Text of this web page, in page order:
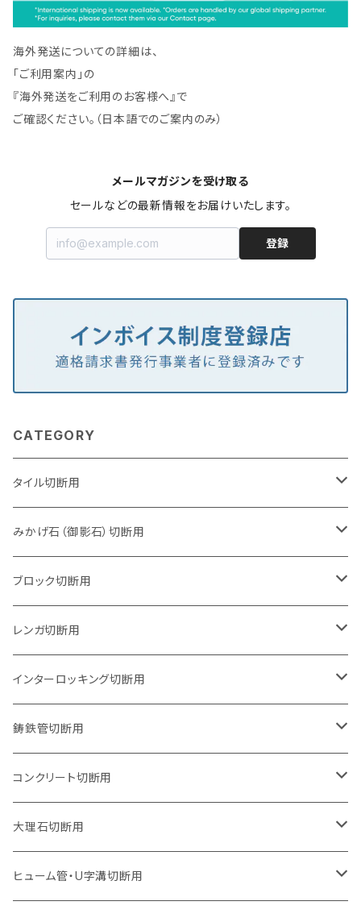
海外発送についての詳細は、
「ご利用案内」の
『海外発送をご利用のお客様へ』で
ご確認ください。（日本語でのご案内のみ）
メールマガジンを受け取る
セールなどの最新情報をお届けいたします。
登録
CATEGORY
タイル切断用
105mm（4インチ）
125mm（5インチ）
グラインダー取付用
石井超硬電動切断機 取付用
みかげ石（御影石）切断用
105mm（4インチ）
セグメントタイプ
セグメントタイプ（ビス穴付き
125mm（5インチ）
セグメントタイプ
セグメントタイプ（ビス穴付き
150mm（6インチ）
セグメントタイプ
180mm（7インチ）
セグメントタイプ
205mm（8インチ）
セグメントタイプ
230mm（9インチ）
セグメントタイプ
305mm（12インチ）
ブロック切断用
105mm（4インチ）
セグメントタイプ
ウェーブタイプ
125mm（5インチ）
セグメントタイプ
ウェーブタイプ
150mm（6インチ）
セグメントタイプ
ウェーブタイプ
180mm（7インチ）
セグメントタイプ
ウェーブタイプ
205mm（8インチ）
セグメントタイプ
230mm（9インチ）
レンガ切断用
105mm（4インチ）
セグメントタイプ
ウェーブタイプ
125mm（5インチ）
セグメントタイプ
ウェーブタイプ
150mm（6インチ）
セグメントタイプ
ウェーブタイプ
180mm（7インチ）
セグメントタイプ
205mm（8インチ）
インターロッキング切断用
105mm（4インチ）
セグメントタイプ
セグメントタイプ（ビス穴付き
125mm（5インチ）
セグメントタイプ
セグメントタイプ（ビス穴付き
150mm（6インチ）
セグメントタイプ
180mm（7インチ）
鋳鉄管切断用
105mm（4インチ）
セグメントタイプ
セグメントタイプ（ビス穴付き
125mm（5インチ）
セグメントタイプ
150mm（6インチ）
コンクリート切断用
105mm（4インチ）
セグメントタイプ
125mm（5インチ）
大理石切断用
125mm（5インチ）
ヒューム管・U字溝切断用